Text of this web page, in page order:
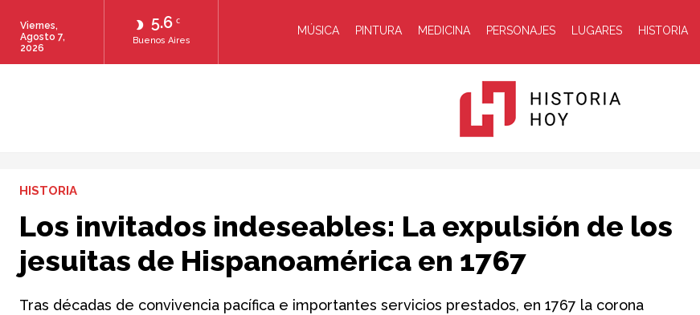
5.6 C
Buenos Aires
Viernes,
Agosto 7,
2026
MÚSICA PINTURA MEDICINA PERSONAJES LUGARES HISTORIA
HISTORIA
Los invitados indeseables: La expulsión de los
jesuitas de Hispanoamérica en 1767
Tras décadas de convivencia pacífica e importantes servicios prestados, en 1767 la corona